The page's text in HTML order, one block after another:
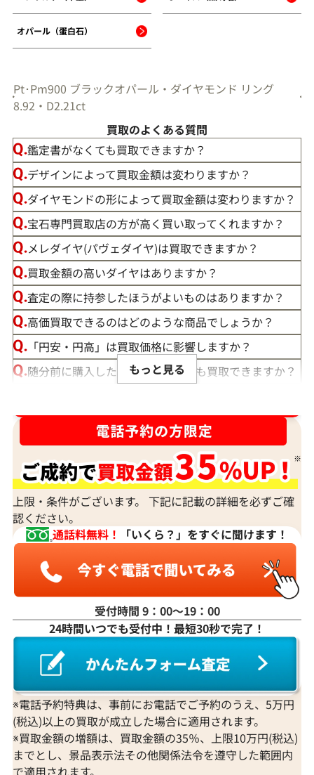
オパール（蛋白石）
Pt･Pm900 ブラックオパール・ダイヤモンド リング
8.92・D2.21ct
買取のよくある質問
鑑定書がなくても買取できますか？
デザインによって買取金額は変わりますか？
ダイヤモンドの形によって買取金額は変わりますか？
宝石専門買取店の方が高く買い取ってくれますか？
メレダイヤ(パヴェダイヤ)は買取できますか？
買取金額の高いダイヤはありますか？
査定の際に持参したほうがよいものはありますか？
高価買取できるのはどのような商品でしょうか？
「円安・円高」は買取価格に影響しますか？
随分前に購入したダイヤモンドでも買取できますか？
宝石の大きさは買取価格に影響する？
ダイヤモンドの買取価格には、どんなことが影響しま
すか？
身分証明書がなぜ必要？
もっと見る
上限・条件がございます。 下記に記載の詳細を必ずご確
認ください。
通話料無料！
「いくら？」をすぐに聞けます！
受付時間 9：00〜19：00
24時間いつでも受付中！最短30秒で完了！
※電話予約特典は、事前にお電話でご予約のうえ、5万円
(税込)以上の買取が成立した場合に適用されます。
※買取金額の増額は、買取金額の35％、上限10万円(税込)
までとし、景品表示法その他関係法令を遵守した範囲内
で適用されます。